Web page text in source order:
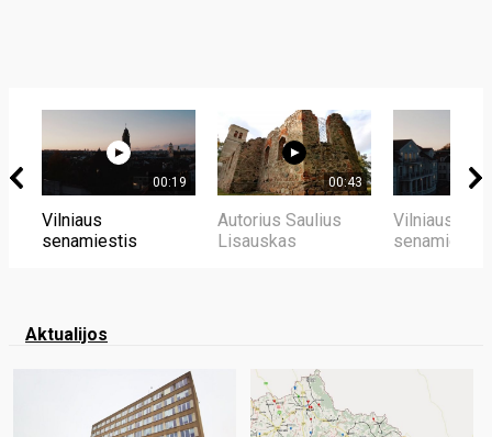
00:19
Vilniaus
senamiestis
00:43
Autorius Saulius
Lisauskas
Vilniaus
senamiestis
Aktualijos